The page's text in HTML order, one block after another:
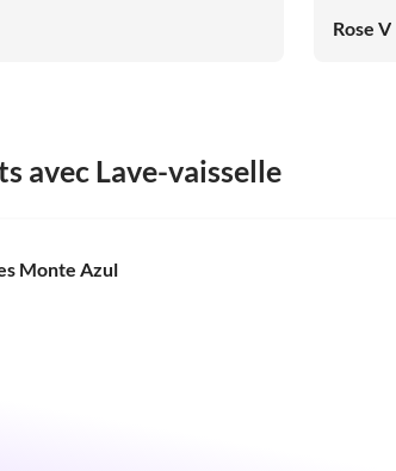
Rose V
avec Lave-vaisselle
Monte Azul